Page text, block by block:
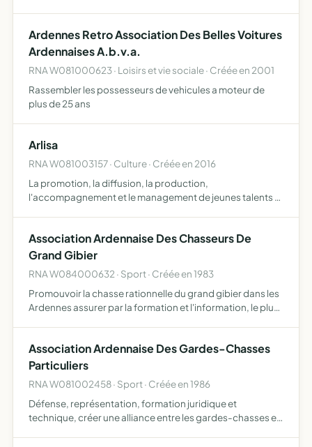
d'entraide.
Ardennes Retro Association Des Belles Voitures
Ardennaises A.b.v.a.
RNA W081000623 · Loisirs et vie sociale · Créée en 2001
Rassembler les possesseurs de vehicules a moteur de
plus de 25 ans
Arlisa
RNA W081003157 · Culture · Créée en 2016
La promotion, la diffusion, la production,
l'accompagnement et le management de jeunes talents et
connexes
Association Ardennaise Des Chasseurs De
Grand Gibier
RNA W084000632 · Sport · Créée en 1983
Promouvoir la chasse rationnelle du grand gibier dans les
Ardennes assurer par la formation et l'information, le plus
Association Ardennaise Des Gardes-Chasses
Particuliers
RNA W081002458 · Sport · Créée en 1986
Défense, représentation, formation juridique et
technique, créer une alliance entre les gardes-chasses et